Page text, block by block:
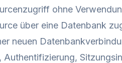
ohne
über eine Datenbank
neuen
Authentifizierung,